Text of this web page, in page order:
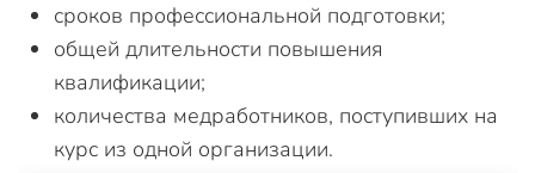
сроков профессиональной подготовки;
общей длительности повышения
квалификации;
количества медработников, поступивших на
курс из одной организации.